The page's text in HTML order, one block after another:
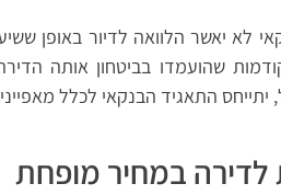
לא יאשר הלוואה לדיור באופן
שהועמדו בביטחון אותה
יתייחס התאגיד הבנקאי לכלל
לדירה במחיר מופחת